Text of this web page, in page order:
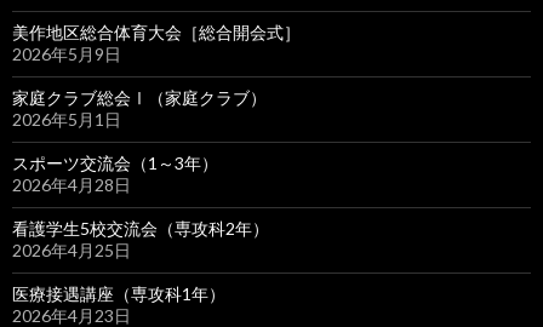
美作地区総合体育大会［総合開会式］
2026年5月9日
家庭クラブ総会Ⅰ（家庭クラブ）
2026年5月1日
スポーツ交流会（1～3年）
2026年4月28日
看護学生5校交流会（専攻科2年）
2026年4月25日
医療接遇講座（専攻科1年）
2026年4月23日